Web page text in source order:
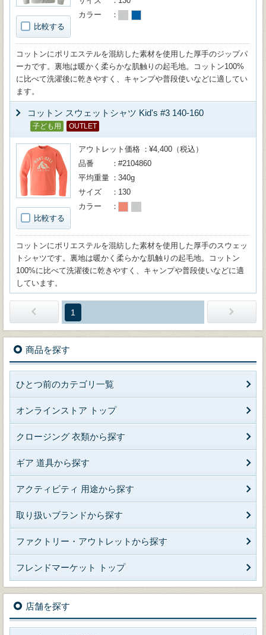
比較する
カラー
コットンにポリエステルを混紡した素材を使用した厚手のジップパ
ーカです。裏地は暖かく柔らかな肌触りの起毛地。コットン100%
に比べて洗濯後に乾きやすく、キャンプや普段使いなどに適してい
ます。
コットン スウェットシャツ Kid's #3 140-160
子ども用 OUTLET
比較する
アウトレット価格
¥4,400（税込）
品番
#2104860
平均重量
340g
サイズ
130
カラー
コットンにポリエステルを混紡した素材を使用した厚手のスウェッ
トシャツです。裏地は暖かく柔らかな肌触りの起毛地。コットン
100%に比べて洗濯後に乾きやすく、キャンプや普段使いなどに適
しています。
1
商品を探す
ひとつ前のカテゴリ一覧
オンラインストア トップ
クロージング 衣類から探す
ギア 道具から探す
アクティビティ 用途から探す
取り扱いブランドから探す
ファクトリー・アウトレットから探す
フレンドマーケット トップ
店舗を探す